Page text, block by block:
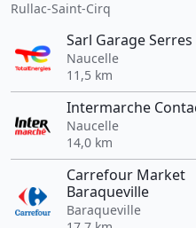
Rullac-Saint-Cirq
Sarl Garage Serres
Naucelle
11,5 km
Intermarche
Naucelle
14,0 km
Carrefour Market
Baraqueville
Baraqueville